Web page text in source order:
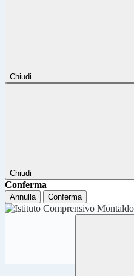
Chiudi
Chiudi
Conferma
Annulla Conferma